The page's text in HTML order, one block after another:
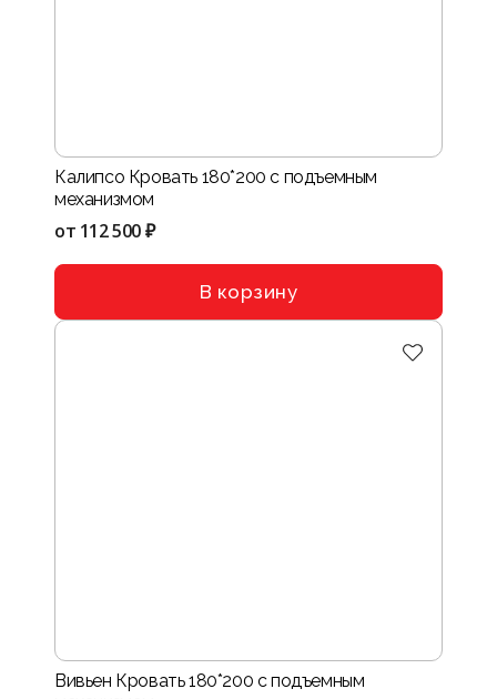
Калипсо Кровать 180*200 с подъемным
механизмом
от 112 500 ₽
В корзину
Вивьен Кровать 180*200 с подъемным